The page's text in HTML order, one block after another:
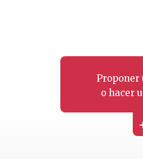
Proponer
o hacer